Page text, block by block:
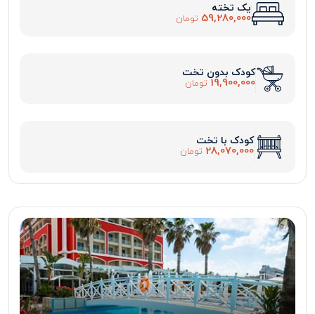
یک تخته
59,280,000 تومان
کودک بدون تخت
19,900,000 تومان
کودک با تخت
28,070,000 تومان